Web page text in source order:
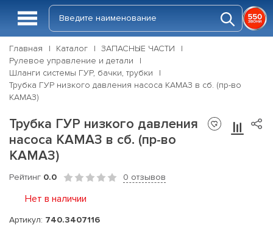
Главная Каталог
ЗАПАСНЫЕ ЧАСТИ
Рулевое управление и детали
Шланги системы ГУР, бачки, трубки
Трубка ГУР низкого давления насоса КАМАЗ в сб. (пр-во
КАМАЗ)
Трубка ГУР низкого давления
насоса КАМАЗ в сб. (пр-во
КАМАЗ)
Рейтинг 0.0 0 отзывов
Нет в наличии
Артикул: 740.3407116